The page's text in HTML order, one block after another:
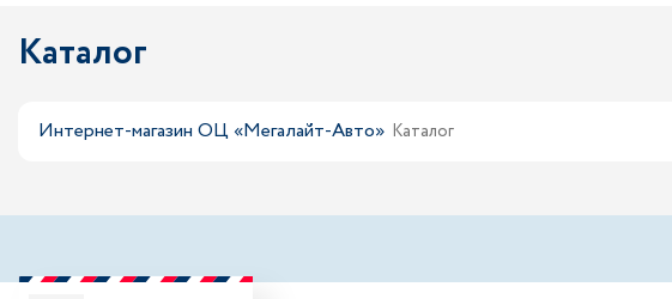
Каталог
Интернет-магазин ОЦ «Мегалайт-Авто» Каталог